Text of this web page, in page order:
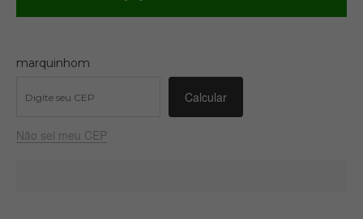
marquinhom
Não sei meu CEP